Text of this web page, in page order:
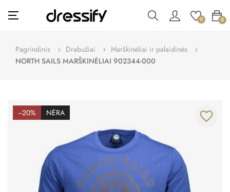
Toggle
navigation
☰ 0 0
Pagrindinis Drabužiai
Marškinėliai ir palaidinės
NORTH SAILS MARŠKINĖLIAI 902344-000
−20% NĖRA favorite_border